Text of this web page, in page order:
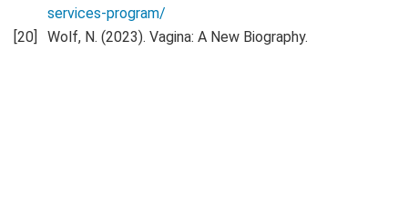
services-program/
Wolf, N. (2023). Vagina: A New Biography.